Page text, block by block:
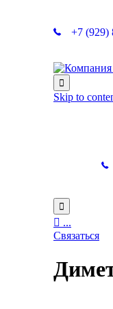
+7 (929)

Skip to

 ...
Связаться